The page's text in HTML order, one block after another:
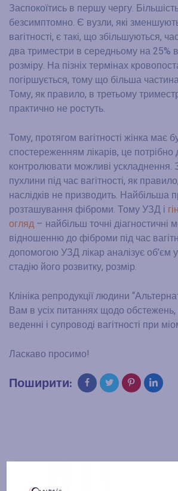
Заспокоїтись в першу чергу.
безсимптомно. Є вузли, які
вагітності, є такі, що збільшуються,
два триместри в середньому на 25%
розміру. На пізніх термінах
погіршується, тому що більша
Тому, як правило, в третьому
практично не ростуть.
Тому, протягом вагітності жінка має
спостереженням лікарів, це
контролювати можливі ускладнення.
пухлини під час вагітності, як
наслідків не призводить. Найбільша
розташування фіброми. Тому УЗД і
огляд – найбільш точні діагностичні
відношенню до фіброми під час
допомогою УЗД лікар аналізує об’єм
стадію його розвитку, розмір.
Клініка репродукції людини
Вам в усіх питаннях щодо обстежень,
веденні і супроводі вагітності при
Ласкаво просимо!
Поширити: